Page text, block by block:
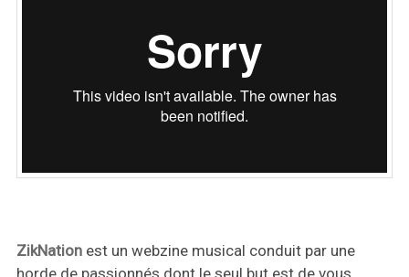
ZikNationest un webzine musical conduit par une
horde de passionnés dont le seul but est de vous